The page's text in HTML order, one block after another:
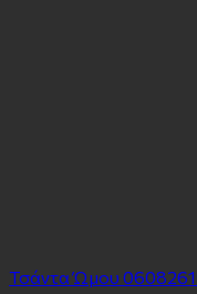
Τσάντα Ώμου